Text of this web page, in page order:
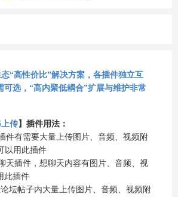
“高性价比”解决方案，各插件独立互
可选，“高内聚低耦合”扩展与维护非常
传】插件用法：
件有需要大量上传图片、音频、视频附
以用此插件
天插件，想聊天内容有图片、音频、视
此插件
坛帖子内大量上传图片、音频、视频附